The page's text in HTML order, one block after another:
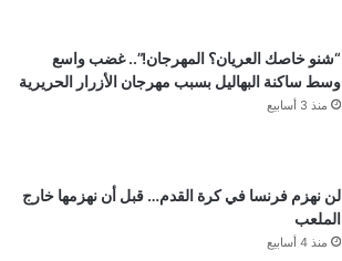
“شنو خاصك العريان؟ المهرجان!”.. غضب واسع
وسط ساكنة البهاليل بسبب مهرجان الأزرار الحريرية
منذ 3 أسابيع
لن نهزم فرنسا في كرة القدم… قبل أن نهزمها خارج
الملعب
منذ 4 أسابيع